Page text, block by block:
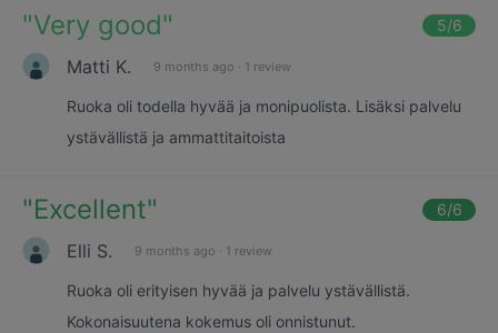
"Very good" 5/6
Matti K. 9 months ago · 1 review
Ruoka oli todella hyvää ja monipuolista. Lisäksi palvelu
ystävällistä ja ammattitaitoista
"Excellent" 6/6
Elli S. 9 months ago · 1 review
Ruoka oli erityisen hyvää ja palvelu ystävällistä.
Kokonaisuutena kokemus oli onnistunut.